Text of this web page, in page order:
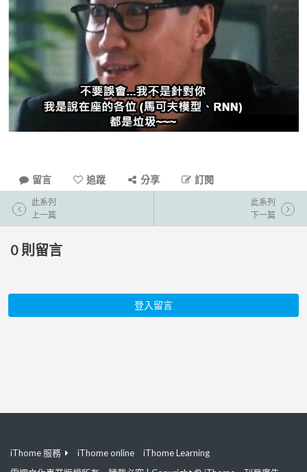
留言 追蹤 分享 訂閱
此系列
上一篇
此系列
下一篇
0 則留言
登入留言
iThome 服務 iThome online
iThome Learning